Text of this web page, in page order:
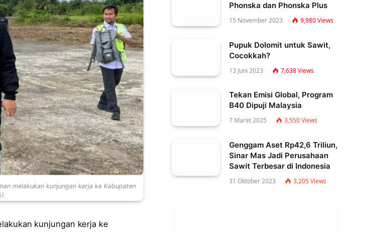
melakukan kunjungan kerja ke Kabupaten
kunjungan kerja ke
Phonska dan Phonska Plus
15 November 2023 9,980Views
Pupuk Dolomit untuk Sawit,
Cocokkah?
13 Juni 2023 7,638Views
Tekan Emisi Global, Program
B40 Dipuji Malaysia
7 Maret 2025 3,550Views
Genggam Aset Rp42,6 Triliun,
Sinar Mas Jadi Perusahaan
Sawit Terbesar di Indonesia
31 Oktober 2023 3,205Views